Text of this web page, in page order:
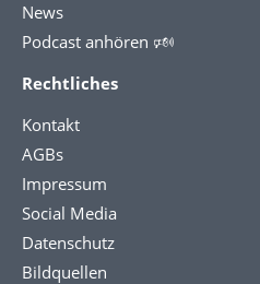
News
Podcast anhören 🕬
Rechtliches
Kontakt
AGBs
Impressum
Social Media
Datenschutz
Bildquellen